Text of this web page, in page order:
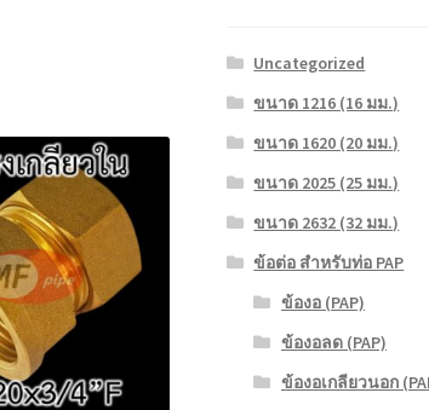
Uncategorized
ขนาด 1216 (16 มม.)
ขนาด 1620 (20 มม.)
ขนาด 2025 (25 มม.)
ขนาด 2632 (32 มม.)
ข้อต่อ สำหรับท่อ PAP
ข้องอ (PAP)
ข้องอลด (PAP)
ข้องอเกลียวนอก